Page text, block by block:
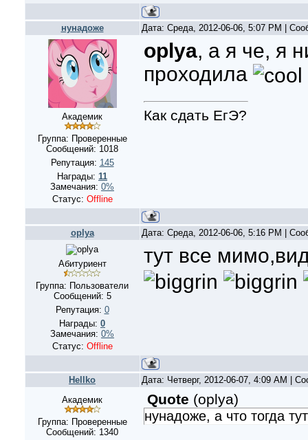
нунадоже Дата: Среда, 2012-06-06, 5:07 PM |
Академик
Группа: Проверенные
Сообщений: 1018
Репутация: 145
Награды: 11
Замечания: 0%
Статус: Offline
oplya, а я че, я
проходила
Как сдать ЕгЭ?
oplya Дата: Среда, 2012-06-06, 5:16 PM |
Абитуриент
Группа: Пользователи
Сообщений: 5
Репутация: 0
Награды: 0
Замечания: 0%
Статус: Offline
тут все
Hellko
Дата: Четверг, 2012-06-07, 4:09 AM |
Академик
Группа: Проверенные
Сообщений: 1340
Quote (oplya)
нунадоже, а что тогда